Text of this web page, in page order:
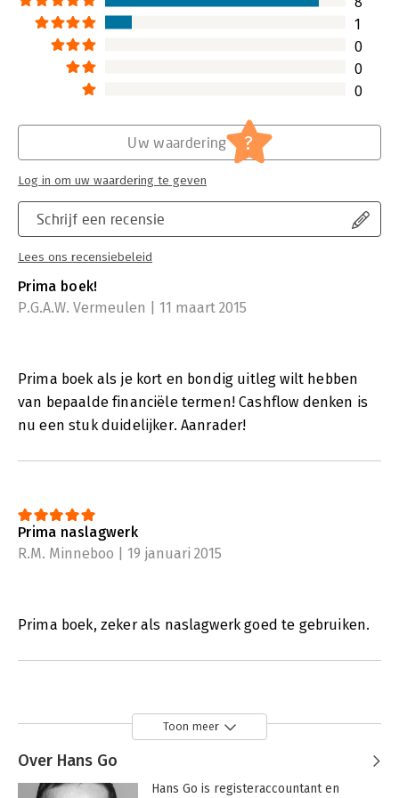
1
0
0
0
Schrijf een recensie
Lees ons recensiebeleid
Uw waardering ?
Log in om uw waardering te geven
Prima boek!
P.G.A.W. Vermeulen | 11 maart 2015
Prima boek als je kort en bondig uitleg wilt hebben
van bepaalde financiële termen! Cashflow denken is
nu een stuk duidelijker. Aanrader!
Prima naslagwerk
R.M. Minneboo | 19 januari 2015
Prima boek, zeker als naslagwerk goed te gebruiken.
Toon meer
Over Hans Go
Hans Go is registeraccountant en